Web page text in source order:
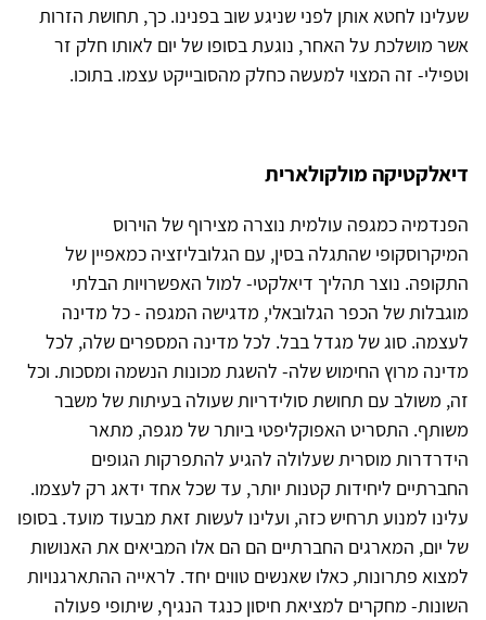
שעלינו לחטא אותן לפני שניגע שוב בפנינו. כך, תחושת הזרות
אשר מושלכת על האחר, נוגעת בסופו של יום לאותו חלק זר
וטפילי- זה המצוי למעשה כחלק מהסובייקט עצמו. בתוכו.
דיאלקטיקה מולקולארית
הפנדמיה כמגפה עולמית נוצרה מצירוף של הוירוס
המיקרוסקופי שהתגלה בסין, עם הגלובליזציה כמאפיין של
התקופה. נוצר תהליך דיאלקטי- למול האפשרויות הבלתי
מוגבלות של הכפר הגלובאלי, מדגישה המגפה - כל מדינה
לעצמה. סוג של מגדל בבל. לכל מדינה המספרים שלה, לכל
מדינה מרוץ החימוש שלה- להשגת מכונות הנשמה ומסכות. וכל
זה, משולב עם תחושת סולידריות שעולה בעיתות של משבר
משותף. התסריט האפוקליפטי ביותר של מגפה, מתאר
הידרדרות מוסרית שעלולה להגיע להתפרקות הגופים
החברתיים ליחידות קטנות יותר, עד שכל אחד ידאג רק לעצמו.
עלינו למנוע תרחיש כזה, ועלינו לעשות זאת מבעוד מועד. בסופו
של יום, המארגים החברתיים הם הם אלו המביאים את האנושות
למצוא פתרונות, כאלו שאנשים טווים יחד. לראייה ההתארגנויות
השונות- מחקרים למציאת חיסון כנגד הנגיף, שיתופי פעולה